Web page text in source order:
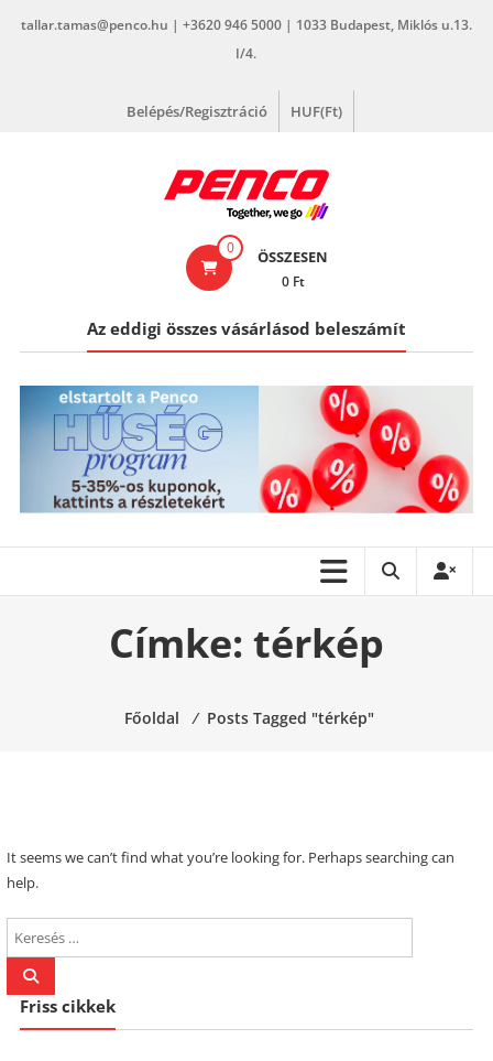
tallar.tamas@penco.hu | +3620 946 5000 | 1033 Budapest, Miklós u.13.
I/4.
Belépés/Regisztráció HUF(Ft)
0 ÖSSZESEN
0 Ft
Az eddigi összes vásárlásod beleszámít
Címke: térkép
Főoldal ⁄ Posts Tagged "térkép"
It seems we can’t find what you’re looking for. Perhaps searching can
help.
Friss cikkek